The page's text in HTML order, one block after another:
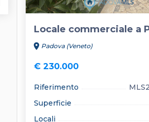
Locale commerciale a
location_on Padova (Veneto)
€ 230.000
Riferimento
Superficie
Locali